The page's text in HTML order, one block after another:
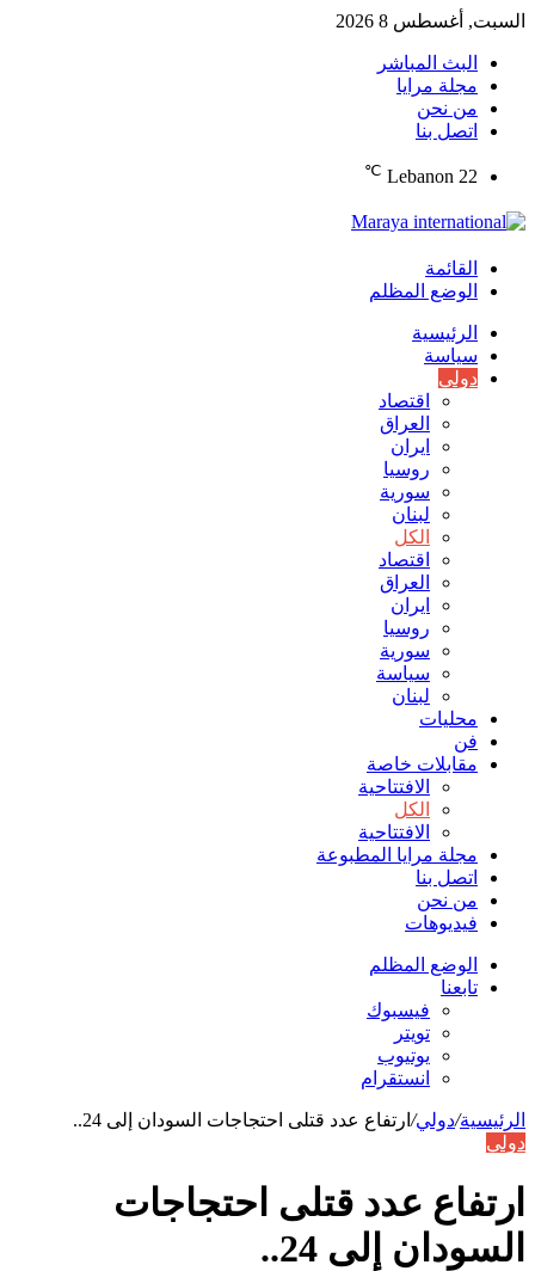
السبت, أغسطس 8 2026
البث المباشر
مجلة مرايا
من نحن
اتصل بنا
Lebanon 22
℃
القائمة
الوضع المظلم
الرئيسية
سياسة
دولي
اقتصاد
العراق
ايران
روسيا
سورية
لبنان
الكل
اقتصاد
العراق
ايران
روسيا
سورية
سياسة
لبنان
محليات
فن
مقابلات خاصة
الافتتاحیة
الكل
الافتتاحیة
مجلة مرايا المطبوعة
اتصل بنا
من نحن
فيديوهات
الوضع المظلم
تابعنا
فيسبوك
تويتر
يوتيوب
انستقرام
الرئيسية/دولي/ ارتفاع عدد قتلى احتجاجات السودان إلى 24..
دولي
ارتفاع عدد قتلى احتجاجات
السودان إلى 24..